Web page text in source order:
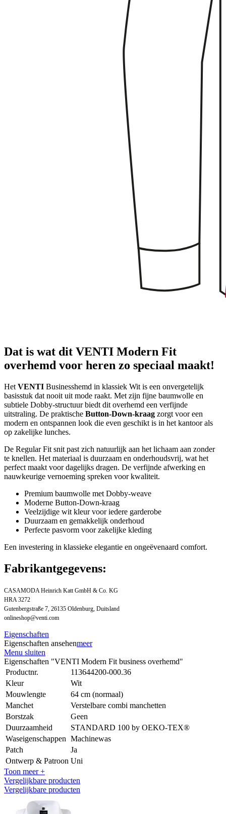
Dat is wat dit VENTI Modern Fit
overhemd voor heren zo speciaal maakt!
Het VENTI Businesshemd in klassiek Wit is een onvergetelijk
basisstuk dat nooit uit mode raakt. Met zijn fijne baumwolle en
subtiele Dobby-structuur biedt dit overhemd een verfijnde
uitstraling. De praktische Button-Down-kraag zorgt voor een
modern en ontspannen look die even geschikt is in het kantoor als
op zakelijke lunches.
De Regular Fit snit past zich natuurlijk aan het lichaam aan zonder
te knellen. Het materiaal is duurzaam en onderhoudsvrij, wat het
perfect maakt voor dagelijks dragen. De verfijnde afwerking en
nauwkeurige vernoeming spreken voor kwaliteit.
Premium baumwolle met Dobby-weave
Moderne Button-Down-kraag
Veelzijdige wit kleur voor iedere garderobe
Duurzaam en gemakkelijk onderhoud
Perfecte pasvorm voor zakelijke kleding
Een investering in klassieke elegantie en ongeëvenaard comfort.
Fabrikantgegevens:
CASAMODA Heinrich Katt GmbH & Co. KG
HRA 3272
Gutenbergstraße 7, 26135 Oldenburg, Duitsland
onlineshop@venti.com
Eigenschaften
Eigenschaften ansehenmeer
Menu sluiten
Eigenschaften "VENTI Modern Fit business overhemd"
Productnr.
113644200-000.36
Kleur
Wit
Mouwlengte
64 cm (normaal)
Manchet
Verstelbare combi manchetten
Borstzak
Geen
Duurzaamheid
STANDARD 100 by OEKO-TEX®
Waseigenschappen Machinewas
Patch
Ja
Ontwerp & Patroon Uni
Toon meer +
Vergelijkbare producten
Vergelijkbare producten